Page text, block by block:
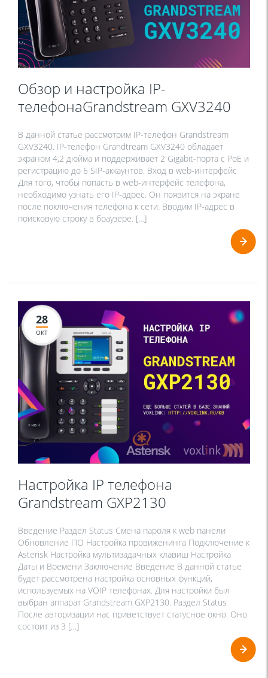
Обзор и настройка IP-
телефонаGrandstream GXV3240
В данной статье рассмотрим IP-телефон Grandstream
GXV3240. IP-телефон Grandtream GXV3240 обладает
экраном 4,2 дюйма и поддерживает 2 Gigabit-порта с PoE и
регистрацию до 6 SIP-аккаунтов. Вход в web-интерфейс
Для того, чтобы попасть в web-интерфейс телефона,
необходимо узнать его IP-адрес. Он появится на экране
после поключения телефона к сети. Вводим IP-адрес в
поисковую строку в браузере. […]
28
ОКТ
Настройка IP телефона
Grandstream GXP2130
Введение Раздел Status Смена пароля к web панели
Обновление ПО Настройка провиженинга Подключение к
Asterisk Настройка мультизадачных клавиш Настройка
Даты и Времени Заключение Введение В данной статье
будет рассмотрена настройка основных функций,
используемых на VOIP телефонах. Для настройки был
выбран аппарат Grandstream GXP2130. Раздел Status
После авторизации нас приветствует статусное окно. Оно
состоит из 3 […]